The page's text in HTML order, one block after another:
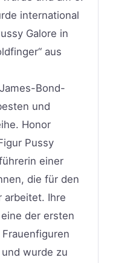
international
Galore in
aus
Bond-
und
Honor
Pussy
einer
die für den
arbeitet. Ihre
der ersten
wurde zu